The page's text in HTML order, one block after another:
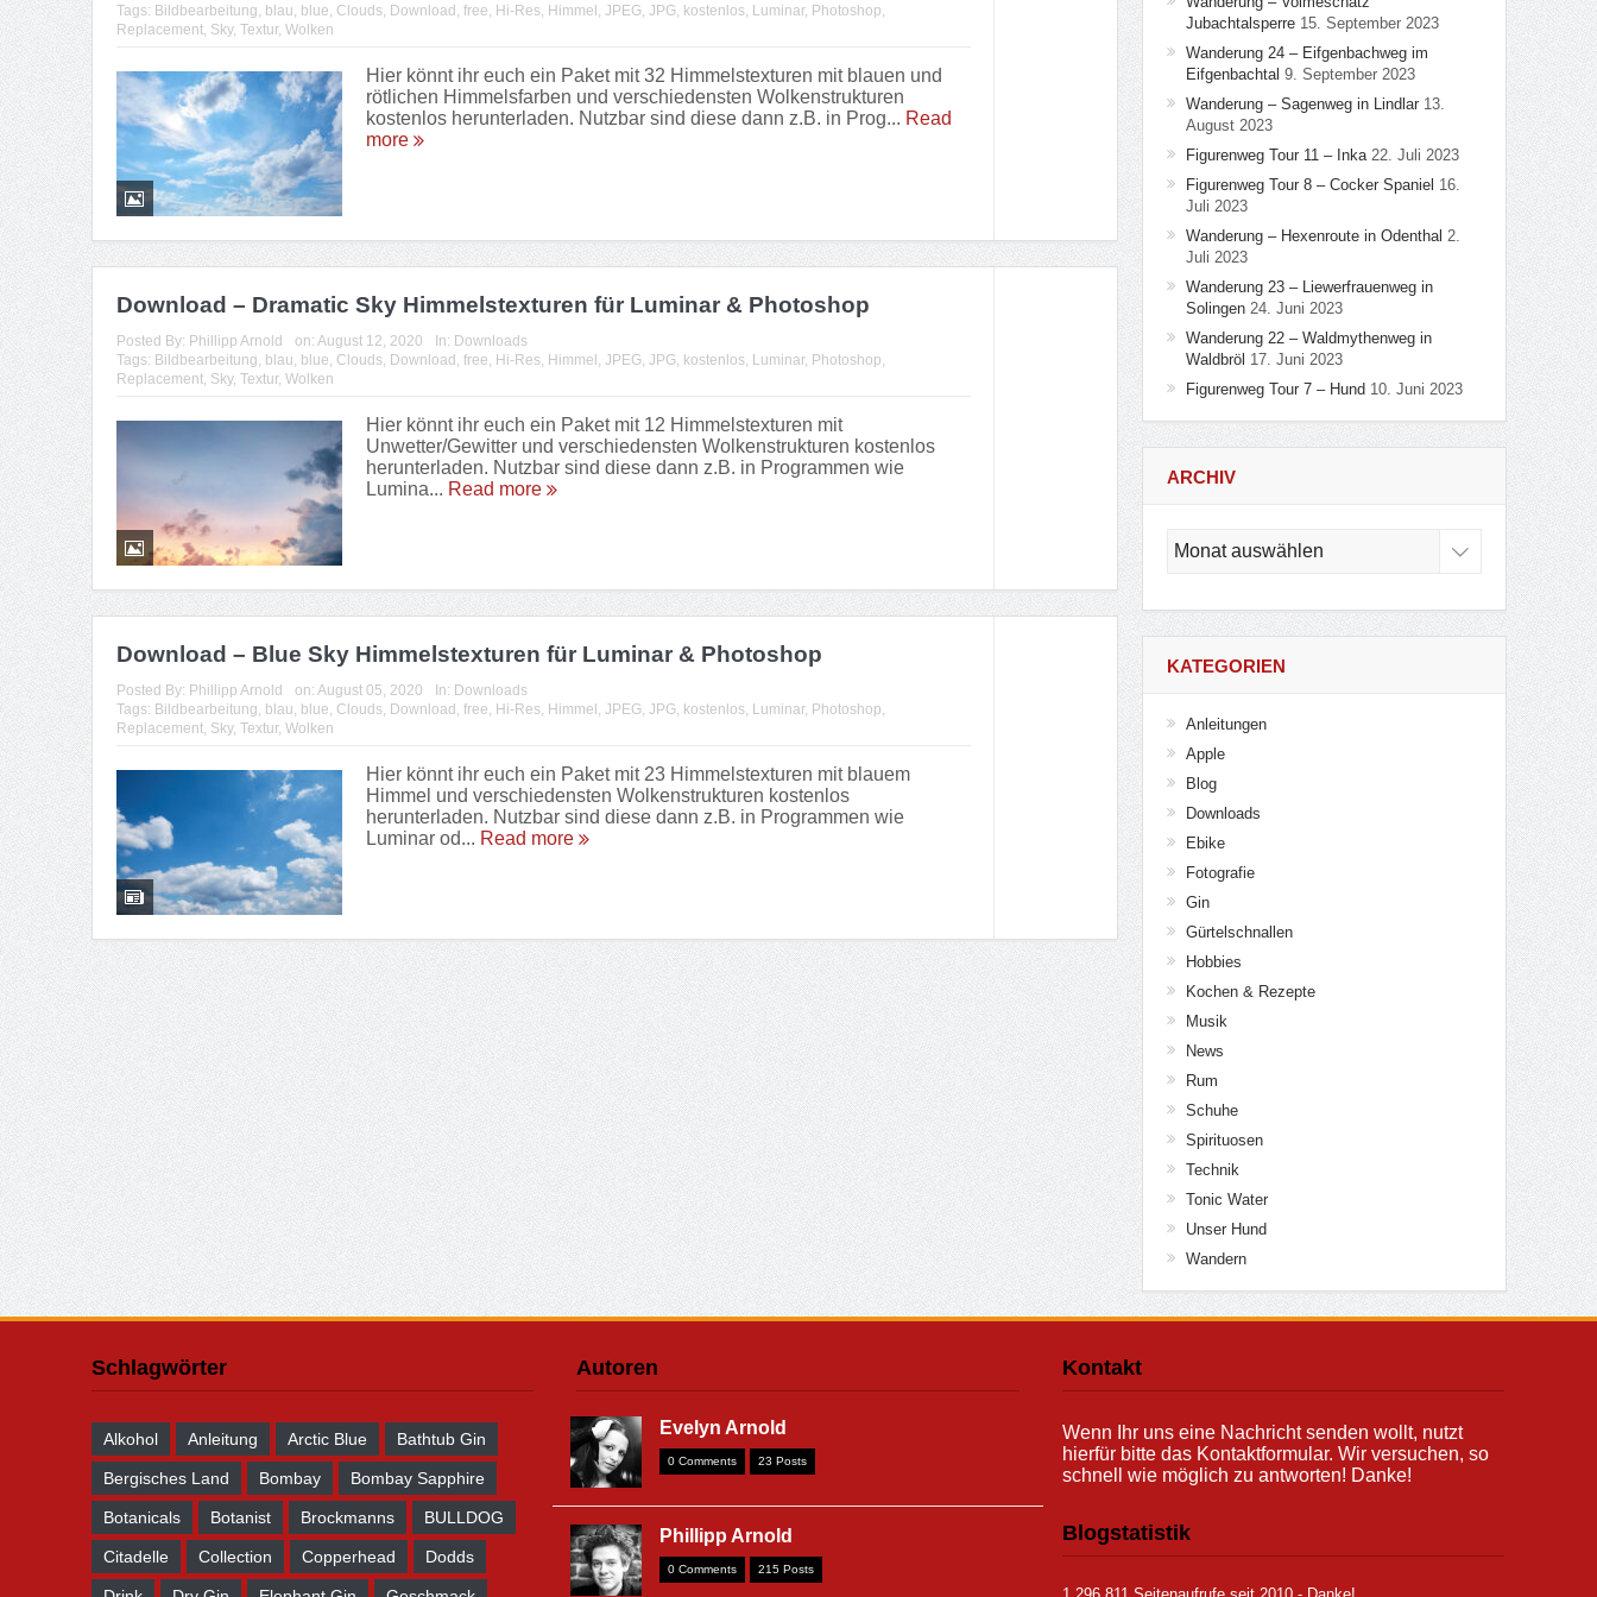
Tags: Bildbearbeitung blau blue Clouds, Download free Hi-Res, Himmel JPEG, JPG, kostenlos, Luminar, Photoshop
Replacement, Sky, Textur, Wolken
Hier könnt ihr euch ein Paket mit 32 Himmelstexturen mit blauen und
rötlichen Himmelsfarben und verschiedensten Wolkenstrukturen
kostenlos herunterladen. Nutzbar sind diese dann z.B. in Prog... Read
more
Download – Dramatic Sky Himmelstexturen für Luminar & Photoshop
Posted By: Phillipp Arnold on: August 12, 2020 In: Downloads
Tags: Bildbearbeitung blau blue Clouds, Download free Hi-Res, Himmel JPEG, JPG, kostenlos, Luminar, Photoshop
Replacement, Sky, Textur, Wolken
Hier könnt ihr euch ein Paket mit 12 Himmelstexturen mit
Unwetter/Gewitter und verschiedensten Wolkenstrukturen kostenlos
herunterladen. Nutzbar sind diese dann z.B. in Programmen wie
Lumina... Read more
Download – Blue Sky Himmelstexturen für Luminar & Photoshop
Posted By: Phillipp Arnold on: August 05, 2020 In: Downloads
Tags: Bildbearbeitung blau blue Clouds, Download free Hi-Res, Himmel JPEG, JPG, kostenlos, Luminar, Photoshop
Replacement, Sky, Textur, Wolken
Hier könnt ihr euch ein Paket mit 23 Himmelstexturen mit blauem
Himmel und verschiedensten Wolkenstrukturen kostenlos
herunterladen. Nutzbar sind diese dann z.B. in Programmen wie
Luminar od... Read more
Jubachtalsperre 15. September 2023
Wanderung 24 – Eifgenbachweg im
Eifgenbachtal 9. September 2023
Wanderung – Sagenweg in Lindlar 13.
August 2023
Figurenweg Tour 11 – Inka 22. Juli 2023
Figurenweg Tour 8 – Cocker Spaniel 16.
Juli 2023
Wanderung – Hexenroute in Odenthal 2.
Juli 2023
Wanderung 23 – Liewerfrauenweg in
Solingen 24. Juni 2023
Wanderung 22 – Waldmythenweg in
Waldbröl 17. Juni 2023
Figurenweg Tour 7 – Hund 10. Juni 2023
ARCHIV
KATEGORIEN
Anleitungen
Apple
Blog
Downloads
Ebike
Fotografie
Gin
Gürtelschnallen
Hobbies
Kochen & Rezepte
Musik
News
Rum
Schuhe
Spirituosen
Technik
Tonic Water
Unser Hund
Wandern
Schlagwörter
Alkohol Anleitung Arctic Blue Bathtub Gin
Bergisches Land Bombay Bombay Sapphire
Botanicals Botanist Brockmanns BULLDOG
Citadelle Collection Copperhead Dodds
Autoren
Evelyn Arnold
0 Comments 23 Posts
Phillipp Arnold
0 Comments 215 Posts
Kontakt
Wenn Ihr uns eine Nachricht senden wollt, nutzt
hierfür bitte das Kontaktformular. Wir versuchen, so
schnell wie möglich zu antworten! Danke!
Blogstatistik